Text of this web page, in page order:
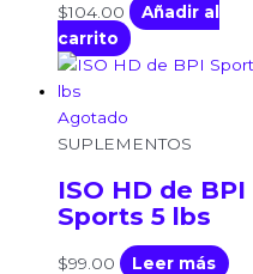
$104.00
Añadir al
carrito
Agotado
SUPLEMENTOS
ISO HD de BPI
Sports 5 lbs
$99.00 Leer más